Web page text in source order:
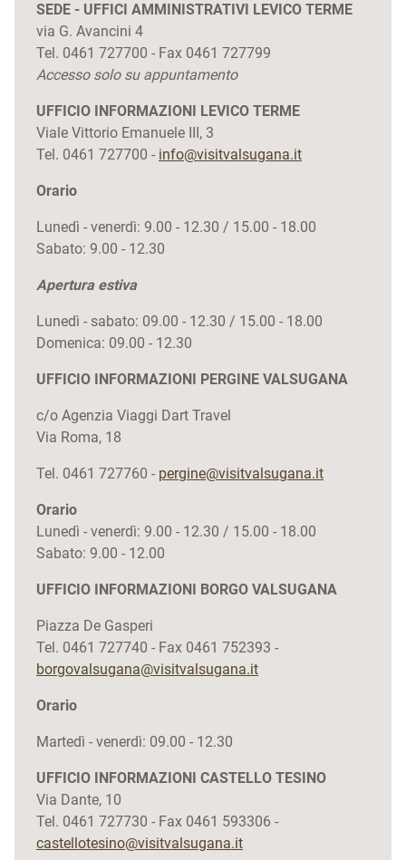
SEDE - UFFICI AMMINISTRATIVI LEVICO TERME
via G. Avancini 4
Tel. 0461 727700 - Fax 0461 727799
Accesso solo su appuntamento
UFFICIO INFORMAZIONI LEVICO TERME
Viale Vittorio Emanuele III, 3
Tel. 0461 727700 - info@visitvalsugana.it
Orario
Lunedì - venerdì: 9.00 - 12.30 / 15.00 - 18.00
Sabato: 9.00 - 12.30
Apertura estiva
Lunedì - sabato: 09.00 - 12.30 / 15.00 - 18.00
Domenica: 09.00 - 12.30
UFFICIO INFORMAZIONI PERGINE VALSUGANA
c/o Agenzia Viaggi Dart Travel
Via Roma, 18
Tel. 0461 727760 - pergine@visitvalsugana.it
Orario
Lunedì - venerdì: 9.00 - 12.30 / 15.00 - 18.00
Sabato: 9.00 - 12.00
UFFICIO INFORMAZIONI BORGO VALSUGANA
Piazza De Gasperi
Tel. 0461 727740 - Fax 0461 752393 -
borgovalsugana@visitvalsugana.it
Orario
Martedì - venerdì: 09.00 - 12.30
UFFICIO INFORMAZIONI CASTELLO TESINO
Via Dante, 10
Tel. 0461 727730 - Fax 0461 593306 -
castellotesino@visitvalsugana.it